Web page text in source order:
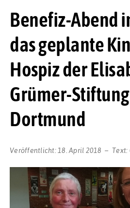
Benefiz-Abend
das geplante
Hospiz der
Grümer-
Dortmund
Veröffentlicht: 18. April 2018 Text: